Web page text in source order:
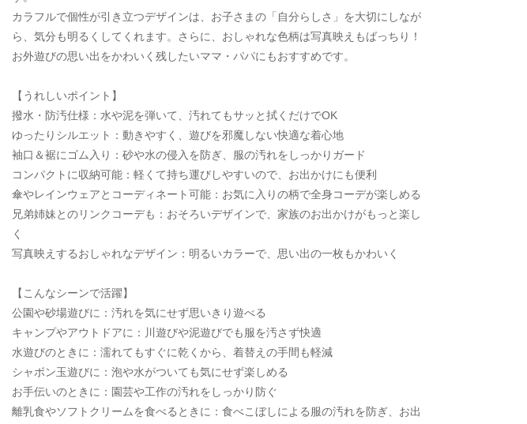
カラフルで個性が引き立つデザインは、お子さまの「自分らしさ」を大切にしなが
ら、気分も明るくしてくれます。さらに、おしゃれな色柄は写真映えもばっちり！
お外遊びの思い出をかわいく残したいママ・パパにもおすすめです。
【うれしいポイント】
撥水・防汚仕様：水や泥を弾いて、汚れてもサッと拭くだけでOK
ゆったりシルエット：動きやすく、遊びを邪魔しない快適な着心地
袖口＆裾にゴム入り：砂や水の侵入を防ぎ、服の汚れをしっかりガード
コンパクトに収納可能：軽くて持ち運びしやすいので、お出かけにも便利
傘やレインウェアとコーディネート可能：お気に入りの柄で全身コーデが楽しめる
兄弟姉妹とのリンクコーデも：おそろいデザインで、家族のお出かけがもっと楽し
く
写真映えするおしゃれなデザイン：明るいカラーで、思い出の一枚もかわいく
【こんなシーンで活躍】
公園や砂場遊びに：汚れを気にせず思いきり遊べる
キャンプやアウトドアに：川遊びや泥遊びでも服を汚さず快適
水遊びのときに：濡れてもすぐに乾くから、着替えの手間も軽減
シャボン玉遊びに：泡や水がついても気にせず楽しめる
お手伝いのときに：園芸や工作の汚れをしっかり防ぐ
離乳食やソフトクリームを食べるときに：食べこぼしによる服の汚れを防ぎ、お出